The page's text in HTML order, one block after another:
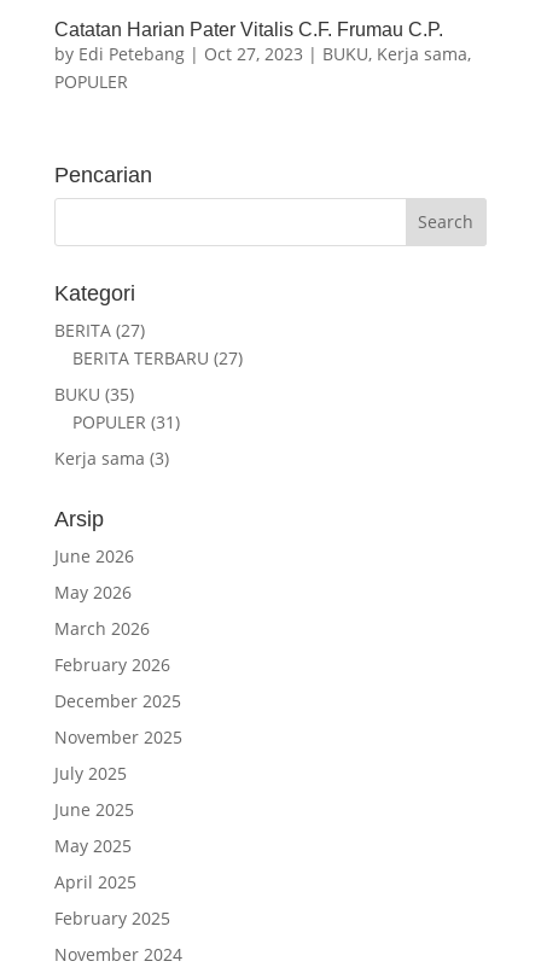
Catatan Harian Pater Vitalis C.F. Frumau C.P.
by Edi Petebang| Oct 27, 2023 | BUKU, Kerja sama,
POPULER
Pencarian
Kategori
BERITA(27)
BERITA TERBARU (27)
BUKU (35)
POPULER (31)
Kerja sama (3)
Arsip
June 2026
May 2026
March 2026
February 2026
December 2025
November 2025
July 2025
June 2025
May 2025
April 2025
February 2025
November 2024